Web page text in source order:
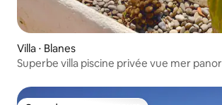
Villa ⋅ Blanes
Superbe villa piscine privée vue mer